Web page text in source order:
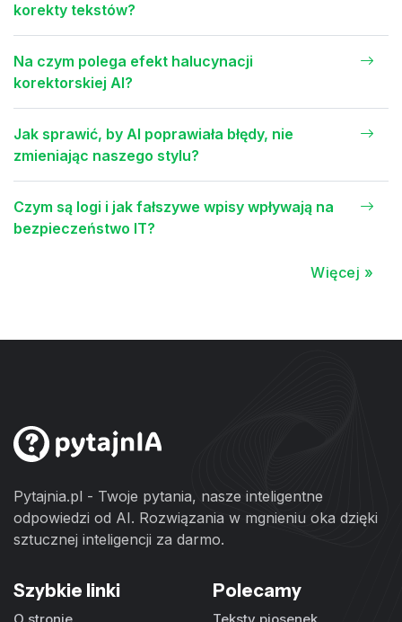
korekty tekstów?
Na czym polega efekt halucynacji
korektorskiej AI?
Jak sprawić, by AI poprawiała błędy, nie
zmieniając naszego stylu?
Czym są logi i jak fałszywe wpisy wpływają na
bezpieczeństwo IT?
Więcej »
Pytajnia.pl - Twoje pytania, nasze inteligentne
odpowiedzi od AI. Rozwiązania w mgnieniu oka dzięki
sztucznej inteligencji za darmo.
Szybkie linki Polecamy